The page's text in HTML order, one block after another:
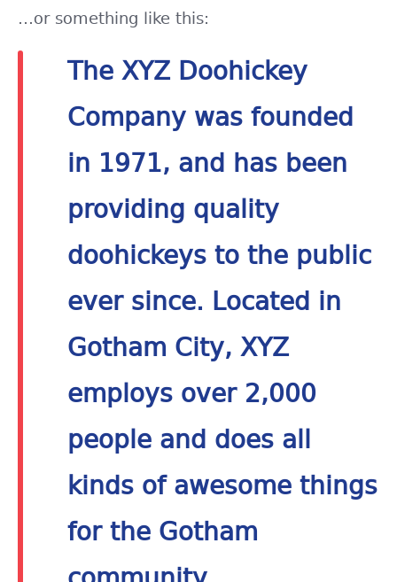
…or something like this:
The XYZ Doohickey
Company was founded
in 1971, and has been
providing quality
doohickeys to the public
ever since. Located in
Gotham City, XYZ
employs over 2,000
people and does all
kinds of awesome things
for the Gotham